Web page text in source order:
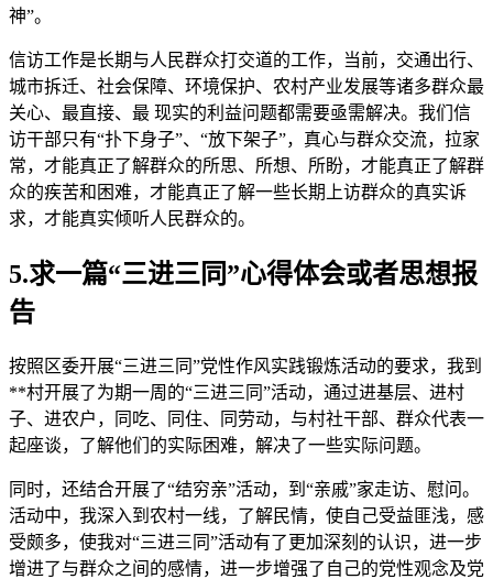
神”。
信访工作是长期与人民群众打交道的工作，当前，交通出行、
城市拆迁、社会保障、环境保护、农村产业发展等诸多群众最
关心、最直接、最 现实的利益问题都需要亟需解决。我们信
访干部只有“扑下身子”、“放下架子”，真心与群众交流，拉家
常，才能真正了解群众的所思、所想、所盼，才能真正了解群
众的疾苦和困难，才能真正了解一些长期上访群众的真实诉
求，才能真实倾听人民群众的。
5.求一篇“三进三同”心得体会或者思想报
告
按照区委开展“三进三同”党性作风实践锻炼活动的要求，我到
**村开展了为期一周的“三进三同”活动，通过进基层、进村
子、进农户，同吃、同住、同劳动，与村社干部、群众代表一
起座谈，了解他们的实际困难，解决了一些实际问题。
同时，还结合开展了“结穷亲”活动，到“亲戚”家走访、慰问。
活动中，我深入到农村一线，了解民情，使自己受益匪浅，感
受颇多，使我对“三进三同”活动有了更加深刻的认识，进一步
增进了与群众之间的感情，进一步增强了自己的党性观念及党